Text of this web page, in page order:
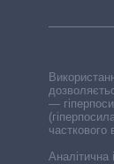
—
часткового
Аналітична